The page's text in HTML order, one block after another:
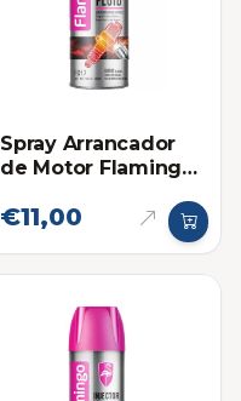
Spray Arrancador
de Motor Flamingo
€11,00